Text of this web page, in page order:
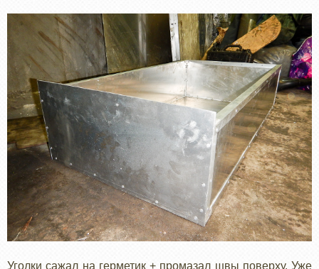
Уголки сажал на герметик + промазал швы поверху. Уже